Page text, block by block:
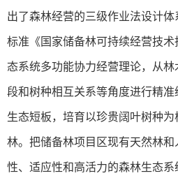
出了森林经营的三级作业法设计
标准《国家储备林可持续经营技
态系统多功能协力经营理论，从
段和树种相互关系等角度进行精
生态短板，培育以珍贵阔叶树种
林。把储备林项目区现有天然林
性、适应性和高活力的森林生态